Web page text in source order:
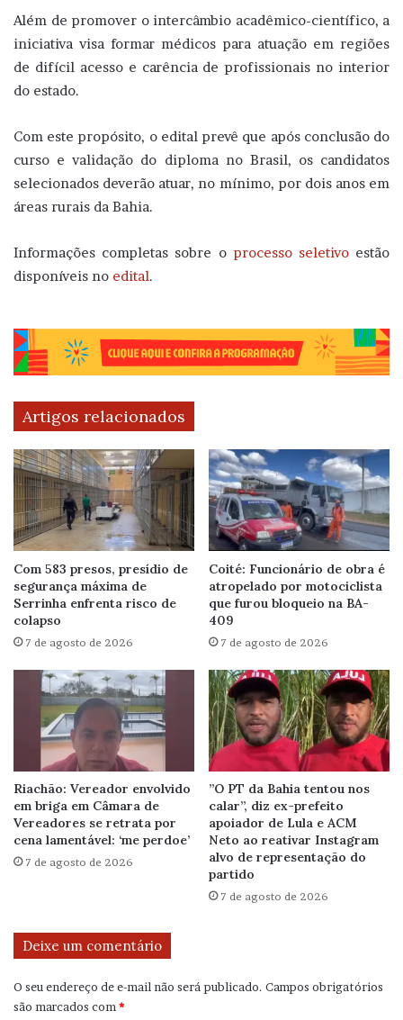
Além de promover o intercâmbio acadêmico-científico, a
iniciativa visa formar médicos para atuação em regiões
de difícil acesso e carência de profissionais no interior
do estado.
Com este propósito, o edital prevê que após conclusão do
curso e validação do diploma no Brasil, os candidatos
selecionados deverão atuar, no mínimo, por dois anos em
áreas rurais da Bahia.
Informações completas sobre o processo seletivoestão
disponíveis no edital.
Artigos relacionados
Com 583 presos, presídio de
segurança máxima de
Serrinha enfrenta risco de
colapso
7 de agosto de 2026
Coité: Funcionário de obra é
atropelado por motociclista
que furou bloqueio na BA-
409
7 de agosto de 2026
Riachão: Vereador envolvido
em briga em Câmara de
Vereadores se retrata por
cena lamentável: ‘me perdoe’
7 de agosto de 2026
”O PT da Bahia tentou nos
calar”, diz ex-prefeito
apoiador de Lula e ACM
Neto ao reativar Instagram
alvo de representação do
partido
7 de agosto de 2026
Deixe um comentário
O seu endereço de e-mail não será publicado. Campos obrigatórios
são marcados com *